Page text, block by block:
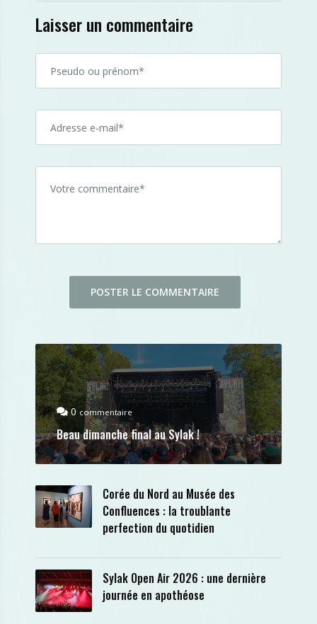
Laisser un commentaire
0 commentaire
Beau dimanche final au Sylak !
Corée du Nord au Musée des
Confluences : la troublante
perfection du quotidien
Sylak Open Air 2026 : une dernière
journée en apothéose